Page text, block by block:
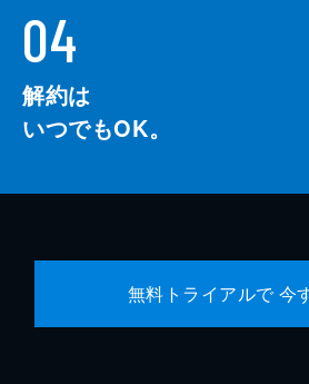
04
解約は
いつでもOK。
無料トライアルで 今